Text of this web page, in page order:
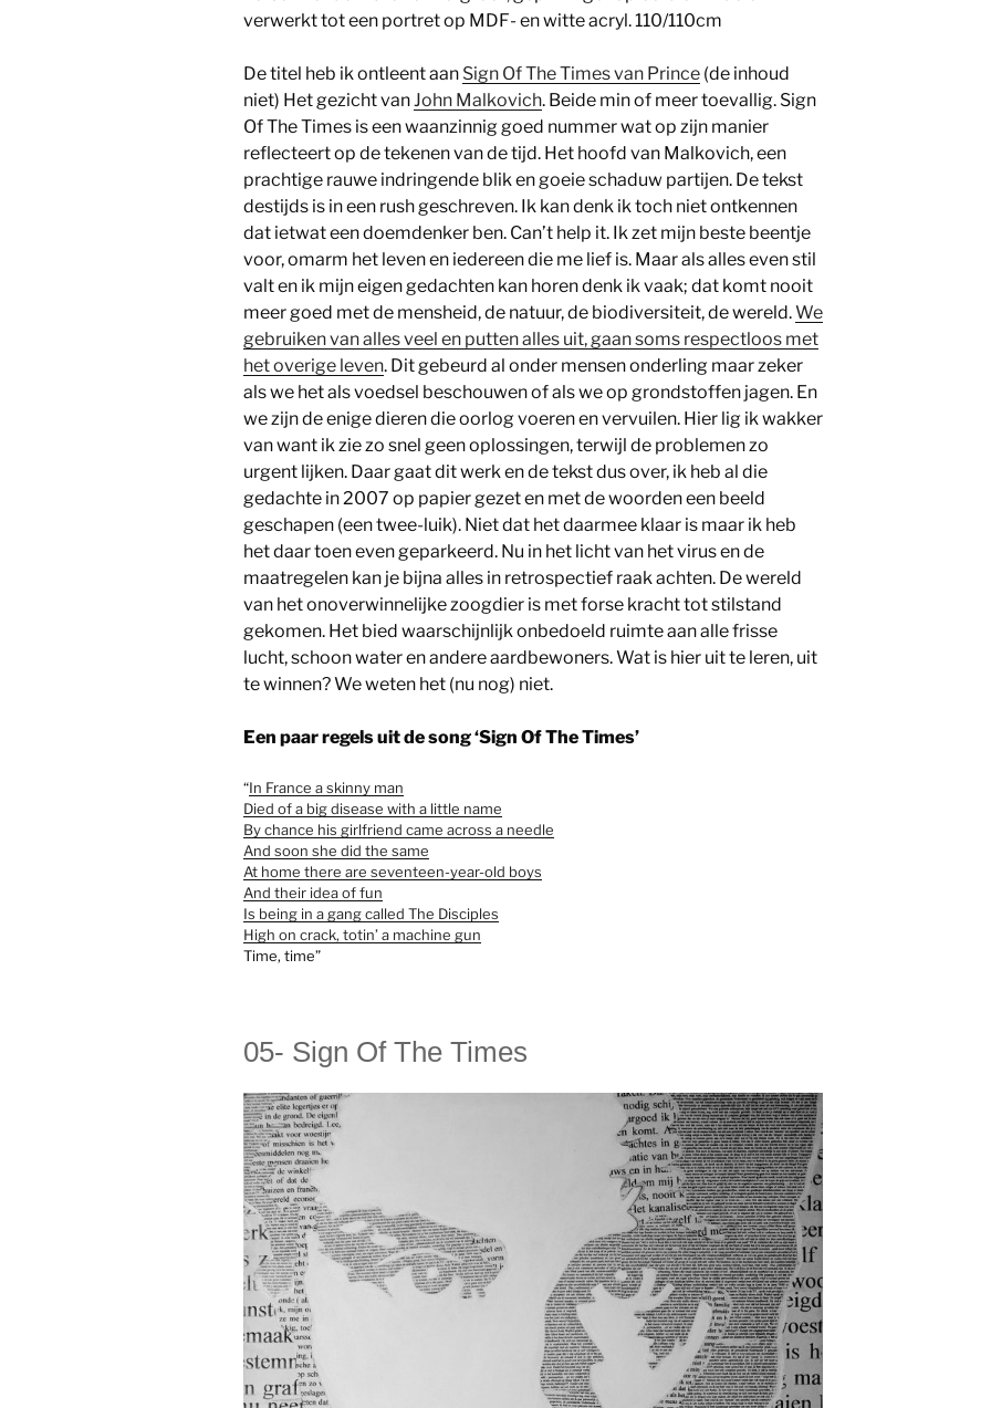
verwerkt tot een portret op MDF- en witte acryl. 110/110cm
De titel heb ik ontleent aan Sign Of The Times van Prince (de inhoud
niet) Het gezicht vanJohn Malkovich. Beide min of meer toevallig. Sign
Of The Times is een waanzinnig goed nummer wat op zijn manier
reflecteert op de tekenen van de tijd. Het hoofd van Malkovich, een
prachtige rauwe indringende blik en goeie schaduw partijen. De tekst
destijds is in een rush geschreven. Ik kan denk ik toch niet ontkennen
dat ietwat een doemdenker ben. Can’t help it. Ik zet mijn beste beentje
voor, omarm het leven en iedereen die me lief is. Maar als alles even stil
valt en ik mijn eigen gedachten kan horen denk ik vaak; dat komt nooit
meer goed met de mensheid, de natuur, de biodiversiteit, de wereld.We
gebruiken van alles veel en putten alles uit, gaan soms respectloos met
het overige leven. Dit gebeurd al onder mensen onderling maar zeker
als we het als voedsel beschouwen of als we op grondstoffen jagen. En
we zijn de enige dieren die oorlog voeren en vervuilen. Hier lig ik wakker
van want ik zie zo snel geen oplossingen, terwijl de problemen zo
urgent lijken. Daar gaat dit werk en de tekst dus over, ik heb al die
gedachte in 2007 op papier gezet en met de woorden een beeld
geschapen (een twee-luik). Niet dat het daarmee klaar is maar ik heb
het daar toen even geparkeerd. Nu in het licht van het virus en de
maatregelen kan je bijna alles in retrospectief raak achten. De wereld
van het onoverwinnelijke zoogdier is met forse kracht tot stilstand
gekomen. Het bied waarschijnlijk onbedoeld ruimte aan alle frisse
lucht, schoon water en andere aardbewoners. Wat is hier uit te leren, uit
te winnen? We weten het (nu nog) niet.
Een paar regels uit de song ‘Sign Of The Times’
“In France a skinny man
Died of a big disease with a little name
By chance his girlfriend came across a needle
And soon she did the same
At home there are seventeen-year-old boys
And their idea of fun
Is being in a gang called The Disciples
High on crack, totin’ a machine gun
Time, time”
05- Sign Of The Times